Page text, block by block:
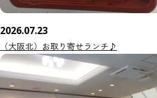
2026.07.23
（大阪北）お取り寄せランチ♪